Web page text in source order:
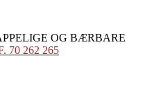
OG BÆRBARE
70 262 265